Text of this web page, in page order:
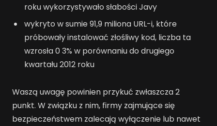
roku wykorzystywało słabości Javy
wykryto w sumie 91,9 miliona URL-i, które
próbowały instalować złośliwy kod, liczba ta
wzrosła 0 3% w porównaniu do drugiego
kwartału 2012 roku
Waszą uwagę powinien przykuć zwłaszcza 2
punkt. W związku z nim, firmy zajmujące się
bezpieczeństwem zalecają wyłączenie lub nawet